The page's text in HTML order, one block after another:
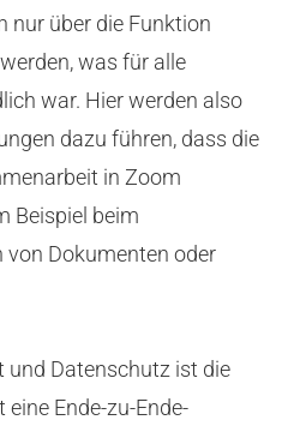
nur über die Funktion
was für alle
war. Hier werden also
dazu führen, dass die
in Zoom
Beispiel beim
von Dokumenten oder
und Datenschutz ist die
Ende-zu-Ende-